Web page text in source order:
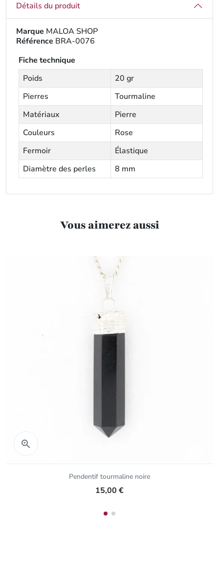
Détails du produit
Marque MALOA SHOP
Référence BRA-0076
Fiche technique
Poids
20 gr
Pierres
Tourmaline
Matériaux
Pierre
Couleurs
Rose
Fermoir
Élastique
Diamètre des perles
8 mm
Vous aimerez aussi

Pendentif tourmaline noire
15,00 €